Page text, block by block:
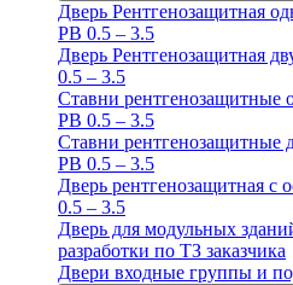
Дверь Рентгенозащитная
PB 0.5 – 3.5
Дверь Рентгенозащитная
0.5 – 3.5
Ставни рентгенозащитные
PB 0.5 – 3.5
Ставни рентгенозащитные
PB 0.5 – 3.5
Дверь рентгенозащитная с
0.5 – 3.5
Дверь для модульных
разработки по ТЗ заказчика
Двери входные группы и